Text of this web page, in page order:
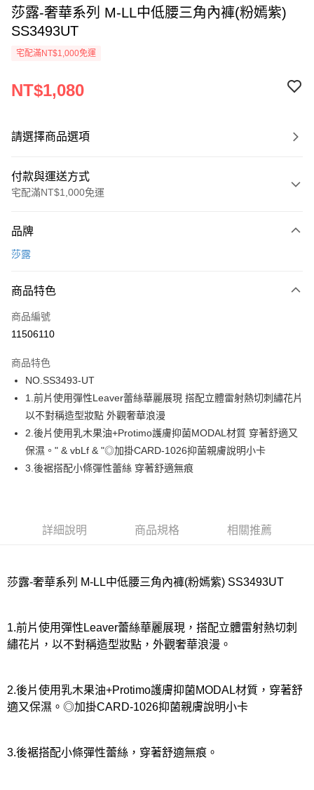
莎露-奢華系列 M-LL中低腰三角內褲(粉嫣紫)
SS3493UT
宅配滿NT$1,000免運
NT$1,080
請選擇商品選項
付款與運送方式
宅配滿NT$1,000免運
信用卡一次付款
宅配
每筆NT$80，滿NT$1,000(含以上)免運費
品牌
莎露
商品特色
商品編號
11506110
商品特色
NO.SS3493-UT
1.前片使用彈性Leaver蕾絲華麗展現 搭配立體雷射熱切刺繡花片
以不對稱造型妝點 外觀奢華浪漫
2.後片使用乳木果油+Protimo護膚抑菌MODAL材質 穿著舒適又
保濕。" & vbLf & "◎加掛CARD-1026抑菌親膚說明小卡
3.後裾搭配小條彈性蕾絲 穿著舒適無痕
詳細說明 商品規格 相關推薦
莎露-奢華系列 M-LL中低腰三角內褲(粉嫣紫) SS3493UT
1.前片使用彈性Leaver蕾絲華麗展現，搭配立體雷射熱切刺
繡花片，以不對稱造型妝點，外觀奢華浪漫。
2.後片使用乳木果油+Protimo護膚抑菌MODAL材質，穿著舒
適又保濕。◎加掛CARD-1026抑菌親膚說明小卡
3.後裾搭配小條彈性蕾絲，穿著舒適無痕。